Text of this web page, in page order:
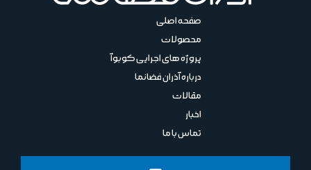
صفحه اصلی
محصولات
پروژه های اجرایی کوبوآ
درباره آذران فضانما
مقالات
اخبار
تماس با ما